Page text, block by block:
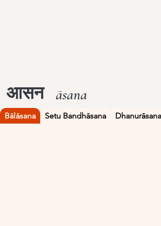
आसन āsana
Bālāsana Setu Bandhāsana Dhanurāsana